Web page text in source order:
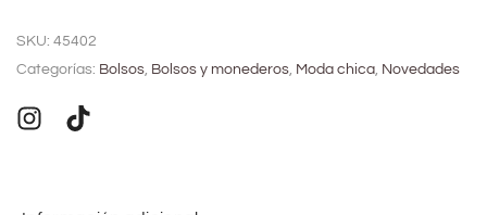
t
r
SKU: 45402
Categorías: Bolsos, Bolsos y monederos, Moda chica, Novedades